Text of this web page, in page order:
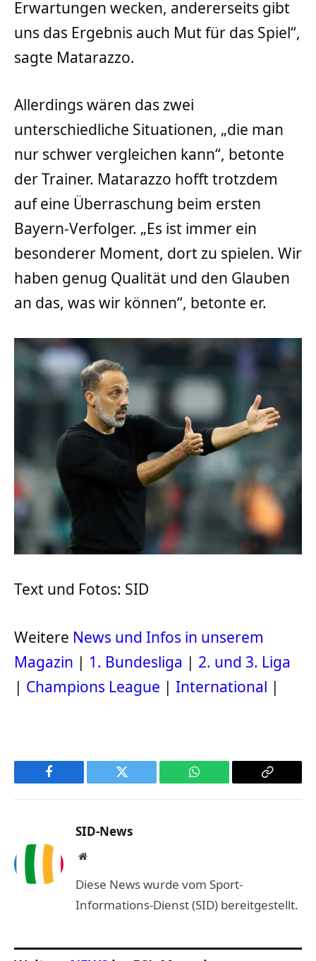
Erwartungen wecken, andererseits gibt
uns das Ergebnis auch Mut für das Spiel“,
sagte Matarazzo.
Allerdings wären das zwei
unterschiedliche Situationen, „die man
nur schwer vergleichen kann“, betonte
der Trainer. Matarazzo hofft trotzdem
auf eine Überraschung beim ersten
Bayern-Verfolger. „Es ist immer ein
besonderer Moment, dort zu spielen. Wir
haben genug Qualität und den Glauben
an das, was wir können“, betonte er.
Text und Fotos: SID
Weitere News und Infos in unserem
Magazin | 1. Bundesliga | 2. und 3. Liga
| Champions League | International |
Facebook Twitter WhatsApp
Copy
SID-News
Website
Diese News wurde vom Sport-
Informations-Dienst (SID) bereitgestellt.